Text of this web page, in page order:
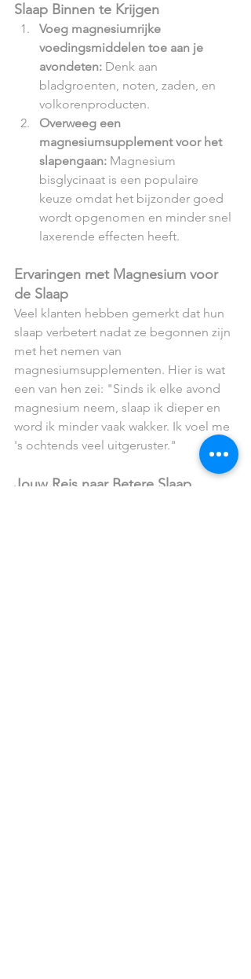
Slaap Binnen te Krijgen
Voeg magnesiumrijke
voedingsmiddelen toe aan je
avondeten: Denk aan
bladgroenten, noten, zaden, en
volkorenproducten.
Overweeg een
magnesiumsupplement voor het
slapengaan: Magnesium
bisglycinaat is een populaire
keuze omdat het bijzonder goed
wordt opgenomen en minder snel
laxerende effecten heeft.
Ervaringen met Magnesium voor
de Slaap
Veel klanten hebben gemerkt dat hun
slaap verbetert nadat ze begonnen zijn
met het nemen van
magnesiumsupplementen. Hier is wat
een van hen zei: "Sinds ik elke avond
magnesium neem, slaap ik dieper en
word ik minder vaak wakker. Ik voel me
's ochtends veel uitgeruster."
Jouw Reis naar Betere Slaap